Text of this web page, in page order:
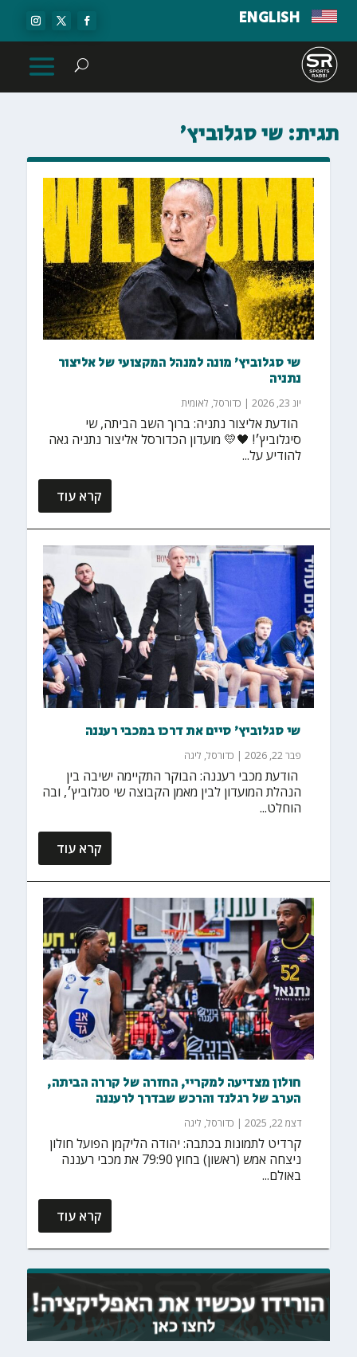
ENGLISH
תגית: שי סגלוביץ׳
שי סגלוביץ׳ מונה למנהל המקצועי של אליצור
נתניה
יונ 23, 2026 | כדורסל, לאומית
‏ הודעת אליצור נתניה: ברוך השב הביתה, שי
סיגלוביץ׳! 🖤💛 מועדון הכדורסל אליצור נתניה גאה
להודיע על...
קרא עוד
שי סגלוביץ׳ סיים את דרכו במכבי רעננה
פבר 22, 2026 | כדורסל, ליגה
‏ הודעת מכבי רעננה: הבוקר התקיימה ישיבה בין
הנהלת המועדון לבין מאמן הקבוצה שי סגלוביץ׳, ובה
הוחלט...
קרא עוד
חולון מצדיעה למקריי, החזרה של קררה הביתה,
הערב של רגלנד והרכש שבדרך לרעננה
דצמ 22, 2025 | כדורסל, ליגה
קרדיט לתמונות בכתבה: יהודה הליקמן הפועל חולון
ניצחה אמש (ראשון) בחוץ 79:90 את מכבי רעננה
באולם...
קרא עוד